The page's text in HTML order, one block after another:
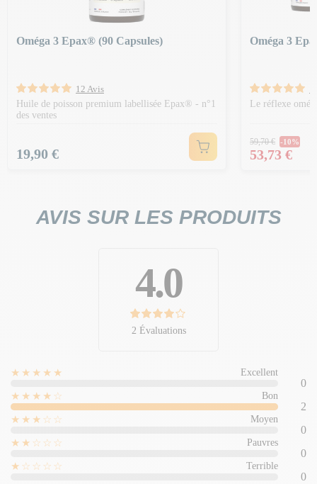
Oméga 3 Epax® (90 Capsules)
12 Avis
Huile de poisson premium labellisée Epax® - n°1
des ventes
Prix
19,90 €
Oméga 3
Le réflexe
Prix
59,70 € -10%
Prix
53,73 €
AVIS SUR LES PRODUITS
4.0
2 Évaluations
★★★★★ Excellent
0
★★★★☆
Bon
2
★★★☆☆
Moyen
0
★★☆☆☆
Pauvres
0
★☆☆☆☆
Terrible
0